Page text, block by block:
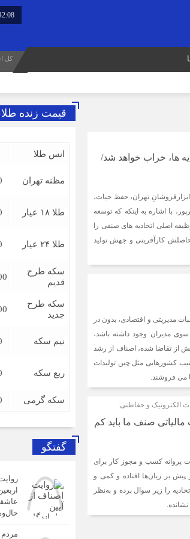
کل
بی‌گناهیم
مالیات‌ستانی از اصناف در دوران رکود
خودروهای برقی را بالا برد
ها، خراب خواهد شد/
تهران، حفظ حیات،
با اشاره به اینکه که توسعه
اصلی اتحادیه های صنفی را
حاصلش کارآفرینی و جهش تولید
مدیریتی و اقتصادی، بدون در
مدیران وجود داشته باشد،
از تقاضا شده، اصناف از رشد
کشورهایی مثل چین تولیدات
می فروشند.
الکترونیک و حفاظتی:
صنف ما باید کم
پروانه کسب و مجوز کار برای
بر زبان‌ها افتاده و کمی و
را زیر سوال برده و به‌نظر
قیمت زنده
انس طلا
مظنه تهران
طلا ۱۸ عیار
طلا ۲۴ عیار
سکه طرح
قدیم
سکه طرح
جدید
نیم سکه
ربع سکه
سکه گرمی
گفتگو